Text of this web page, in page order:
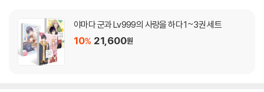
야마다 군과 Lv999의 사랑을 하다 1~3권 세트
10% 21,600원